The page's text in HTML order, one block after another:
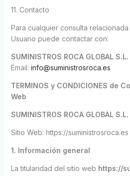
11. Contacto
Para cualquier consulta
Usuario puede contactar con:
SUMINISTROS ROCA GLOBAL S.L.
Email: info@suministrosroca.es
TERMINOS y CONDICIONES de
Web
SUMINISTROS ROCA GLOBAL S.L.
Sitio Web: https://suministrosroca.es
1. Información general
La titularidad del sitio web https://